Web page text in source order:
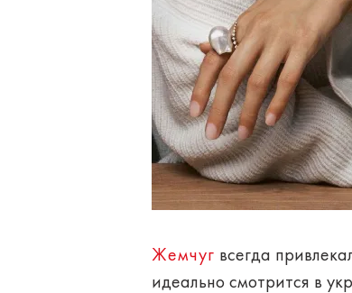
Жемчуг всегда
идеально смотрится в